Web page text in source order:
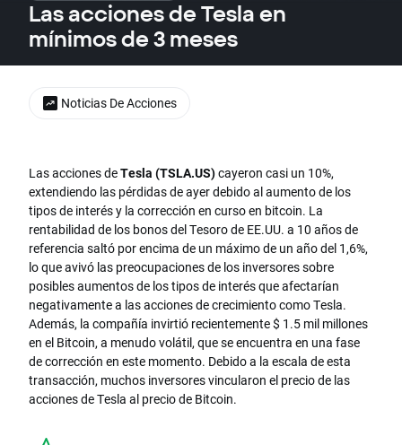
Las acciones de Tesla en
mínimos de 3 meses
Las acciones deTesla (TSLA.US)cayeron casi un 10%,
extendiendo las pérdidas de ayer debido al aumento de los
tipos de interés y la corrección en curso en bitcoin. La
rentabilidad de los bonos del Tesoro de EE.UU. a 10 años de
referencia saltó por encima de un máximo de un año del 1,6%,
lo que avivó las preocupaciones de los inversores sobre
posibles aumentos de los tipos de interés que afectarían
negativamente a las acciones de crecimiento como Tesla.
Además, la compañía invirtió recientemente $ 1.5 mil millones
en el Bitcoin, a menudo volátil, que se encuentra en una fase
de corrección en este momento. Debido a la escala de esta
transacción, muchos inversores vincularon el precio de las
acciones de Tesla al precio de Bitcoin.
Noticias De Acciones